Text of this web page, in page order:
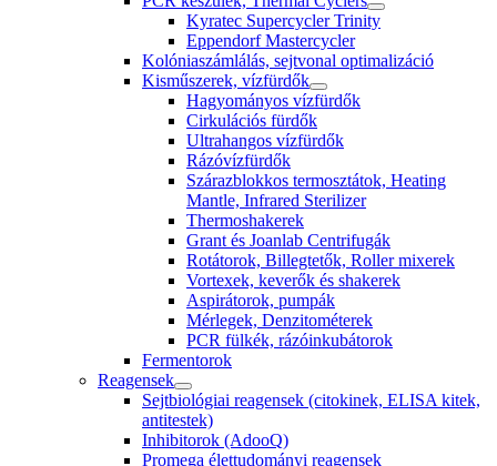
Kyratec Supercycler Trinity
Eppendorf Mastercycler
Kolóniaszámlálás, sejtvonal optimalizáció
Kisműszerek, vízfürdők
Hagyományos vízfürdők
Cirkulációs fürdők
Ultrahangos vízfürdők
Rázóvízfürdők
Szárazblokkos termosztátok, Heating
Mantle, Infrared Sterilizer
Thermoshakerek
Grant és Joanlab Centrifugák
Rotátorok, Billegtetők, Roller mixerek
Vortexek, keverők és shakerek
Aspirátorok, pumpák
Mérlegek, Denzitométerek
PCR fülkék, rázóinkubátorok
Fermentorok
Reagensek
Sejtbiológiai reagensek (citokinek, ELISA kitek,
antitestek)
Inhibitorok (AdooQ)
Promega élettudományi reagensek